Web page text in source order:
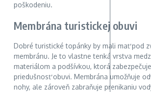
poškodeniu.
Membrána turistickej obuvi
Dobré turistické topánky by mali mať pod
membránu. Je to vlastne tenká vrstva
materiálom a podšívkou, ktorá
priedušnosť obuvi. Membrána umožňuje
nohy, ale zároveň zabraňuje prenikaniu